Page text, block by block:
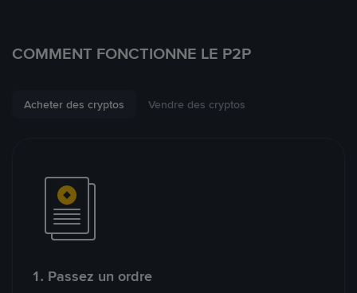
COMMENT FONCTIONNE LE P2P
Acheter des cryptos Vendre des cryptos
1. Passez un ordre